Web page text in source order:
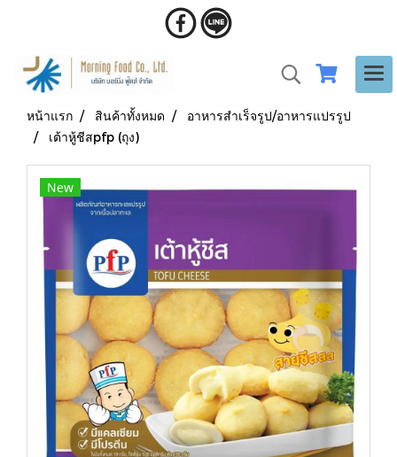
หน้าแรก สินค้าทั้งหมด
อาหารสำเร็จรูป/อาหารแปรรูป
เต้าหู้ชีสpfp (ถุง)
New